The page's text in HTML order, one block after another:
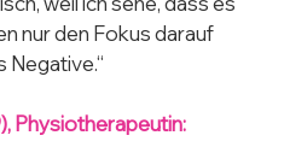
nur den Fokus darauf
Negative.“
Physiotherapeutin: